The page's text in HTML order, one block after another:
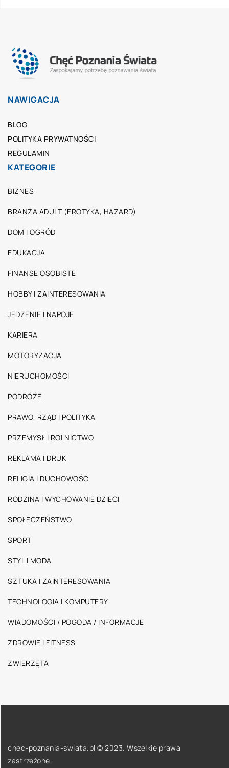
NAWIGACJA
BLOG
POLITYKA PRYWATNOŚCI
REGULAMIN
KATEGORIE
BIZNES
BRANŻA ADULT (EROTYKA, HAZARD)
DOM I OGRÓD
EDUKACJA
FINANSE OSOBISTE
HOBBY I ZAINTERESOWANIA
JEDZENIE I NAPOJE
KARIERA
MOTORYZACJA
NIERUCHOMOŚCI
PODRÓŻE
PRAWO, RZĄD I POLITYKA
PRZEMYSŁ I ROLNICTWO
REKLAMA I DRUK
RELIGIA I DUCHOWOŚĆ
RODZINA I WYCHOWANIE DZIECI
SPOŁECZEŃSTWO
SPORT
STYL I MODA
SZTUKA I ZAINTERESOWANIA
TECHNOLOGIA I KOMPUTERY
WIADOMOŚCI / POGODA / INFORMACJE
ZDROWIE I FITNESS
ZWIERZĘTA
chec-poznania-swiata.pl © 2023. Wszelkie prawa
zastrzeżone.